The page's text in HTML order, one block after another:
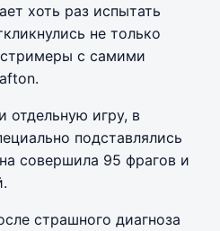
хоть раз испытать
не только
с самими
отдельную игру, в
подставлялись
совершила 95 фрагов и
страшного диагноза